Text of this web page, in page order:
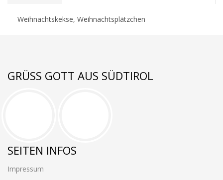
Weihnachtskekse, Weihnachtsplätzchen
GRÜSS GOTT AUS SÜDTIROL
SEITEN INFOS
Impressum